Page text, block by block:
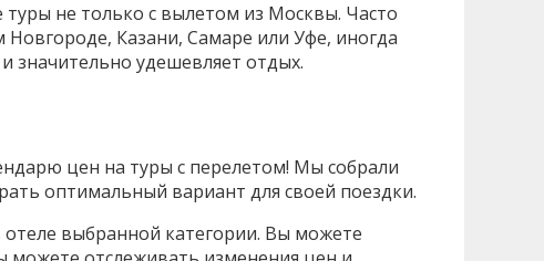
не только с вылетом из Москвы. Часто
Казани, Самаре или Уфе, иногда
значительно удешевляет отдых.
цен на туры с перелетом! Мы собрали
оптимальный вариант для своей поездки.
выбранной категории. Вы можете